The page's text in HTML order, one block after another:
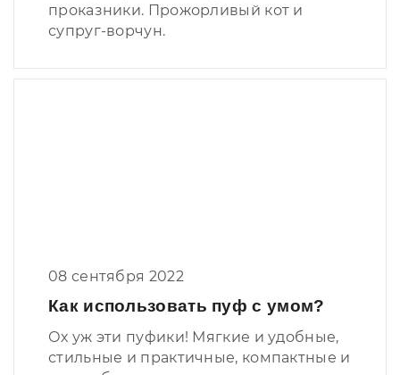
проказники. Прожорливый кот и
супруг-ворчун.
08 сентября 2022
Как использовать пуф с умом?
Ох уж эти пуфики! Мягкие и удобные,
стильные и практичные, компактные и